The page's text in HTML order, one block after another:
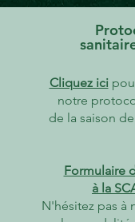
Cliquez ici
notre
de la saison
Formulaire
à la
N'hésitez pas à